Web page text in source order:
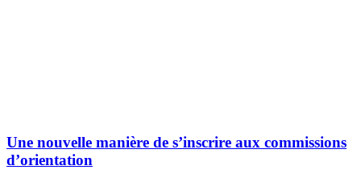
Une nouvelle manière de s’inscrire aux commissions
d’orientation